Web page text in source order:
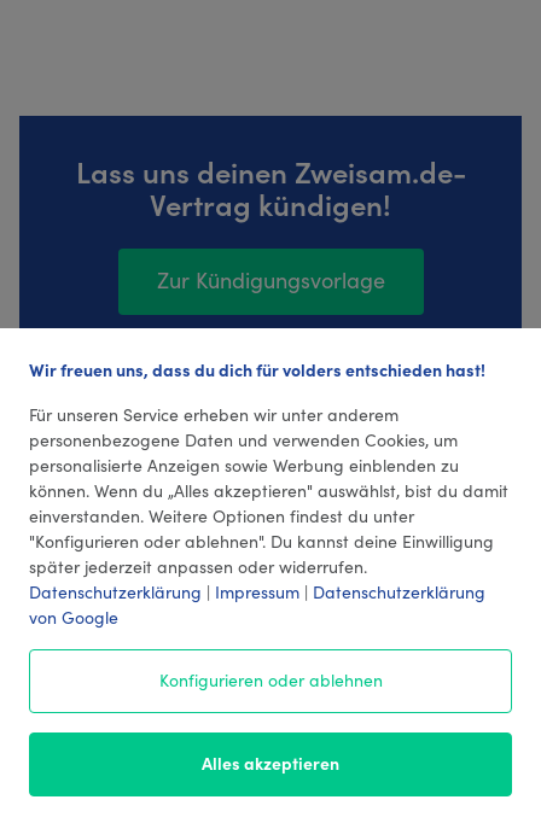
Lass uns deinen Zweisam.de-
Vertrag kündigen!
Zur Kündigungsvorlage
785 Bewertungen (4,34 Durchschnitt)
Kontakt
Wir freuen uns, dass du dich für volders entschieden hast!
Für unseren Service erheben wir unter anderem
personenbezogene Daten und verwenden Cookies, um
personalisierte Anzeigen sowie Werbung einblenden zu
können. Wenn du „Alles akzeptieren" auswählst, bist du damit
einverstanden. Weitere Optionen findest du unter
"Konfigurieren oder ablehnen". Du kannst deine Einwilligung
später jederzeit anpassen oder widerrufen.
Datenschutzerklärung | Impressum | Datenschutzerklärung
von Google
Konfigurieren oder ablehnen
Alles akzeptieren